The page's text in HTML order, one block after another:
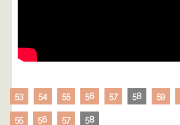
53 54 55 56 57 58 59
55 56 57 58